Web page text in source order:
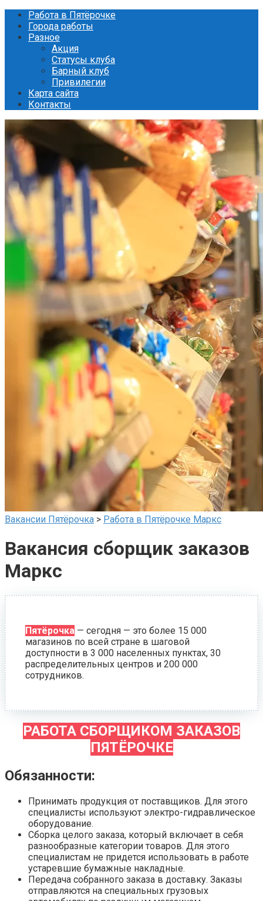
Перейти
контенту
Работа в Пятёрочке
Города работы
Разное
Акция
Статусы клуба
Барный клуб
Привилегии
Карта сайта
Контакты
Вакансии Пятёрочка > Работа в Пятёрочке Маркс
Вакансия сборщик заказов
Маркс
Пятёрочка — сегодня — это более 15 000
магазинов по всей стране в шаговой
доступности в 3 000 населенных пунктах, 30
распределительных центров и 200 000
сотрудников.
РАБОТА СБОРЩИКОМ ЗАКАЗОВ
ПЯТЁРОЧКЕ
Обязанности:
Принимать продукция от поставщиков. Для этого
специалисты используют электро-гидравлическое
оборудование.
Сборка целого заказа, который включает в себя
разнообразные категории товаров. Для этого
специалистам не придется использовать в работе
устаревшие бумажные накладные.
Передача собранного заказа в доставку. Заказы
отправляются на специальных грузовых